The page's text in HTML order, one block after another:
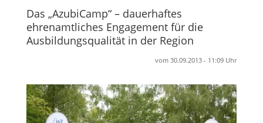
Das „AzubiCamp“ – dauerhaftes
ehrenamtliches Engagement für die
Ausbildungsqualität in der Region
vom 30.09.2013 - 11:09 Uhr